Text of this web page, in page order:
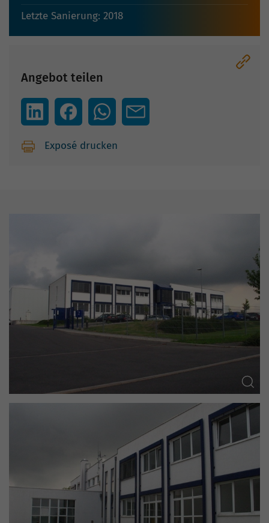
Letzte Sanierung: 2018
Angebot teilen
Exposé drucken